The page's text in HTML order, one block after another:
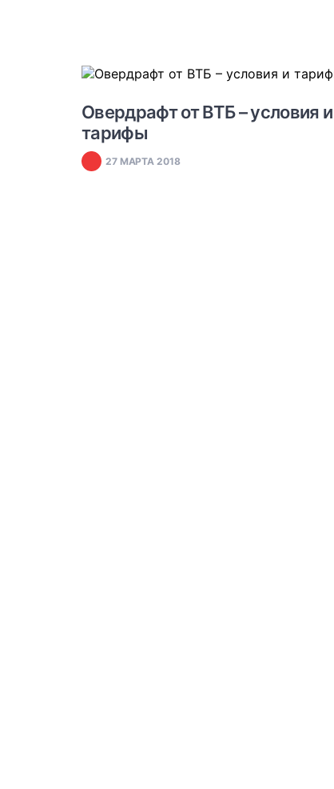
Овердрафт от ВТБ – условия и
тарифы
27 МАРТА 2018